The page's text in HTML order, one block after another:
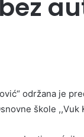
održana je
škole ,,Vuk